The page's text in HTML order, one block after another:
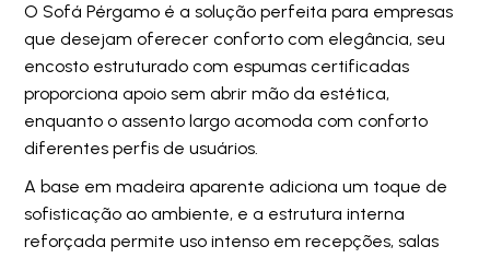
O Sofá Pérgamo é a solução perfeita para empresas
que desejam oferecer conforto com elegância, seu
encosto estruturado com espumas certificadas
proporciona apoio sem abrir mão da estética,
enquanto o assento largo acomoda com conforto
diferentes perfis de usuários.
A base em madeira aparente adiciona um toque de
sofisticação ao ambiente, e a estrutura interna
reforçada permite uso intenso em recepções, salas